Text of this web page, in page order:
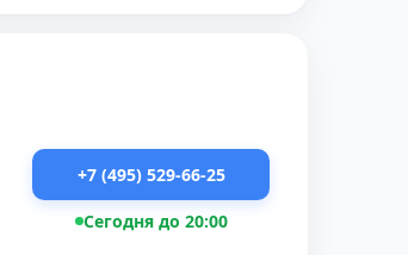
+7 (495) 529-66-25
Сегодня до 20:00